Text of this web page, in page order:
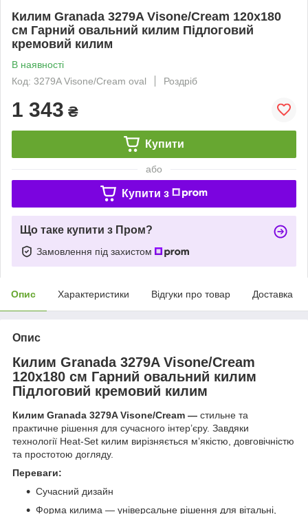
Килим Granada 3279A Visone/Cream 120х180
см Гарний овальний килим Підлоговий
кремовий килим
В наявності
Код: 3279A Visone/Cream oval
Роздріб
1 343 ₴
Купити
або
Купити з
Що таке купити з Пром?
Замовлення під захистом
Опис Характеристики Відгуки про товар Доставка
Опис
Килим Granada 3279A Visone/Cream
120х180 см Гарний овальний килим
Підлоговий кремовий килим
Килим Granada 3279A Visone/Cream — стильне та
практичне рішення для сучасного інтер’єру. Завдяки
технології Heat‑Set килим вирізняється м’якістю, довговічністю
та простотою догляду.
Переваги:
Сучасний дизайн
Форма килима — універсальне рішення для вітальні,